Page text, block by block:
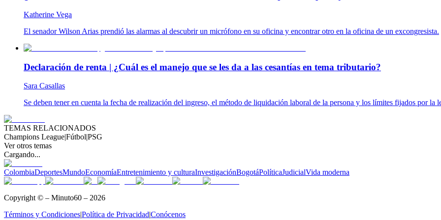
Katherine Vega
El senador Wilson Arias prendió las alarmas al descubrir un micrófono en su oficina y encontrar otro en la oficina de un excongresista.
Declaración de renta | ¿Cuál es el manejo que se les da a las cesantías en tema tributario?
Sara Casallas
Se deben tener en cuenta la fecha de realización del ingreso, el método de liquidación laboral de la persona y los límites fijados por la
TEMAS RELACIONADOS
Champions League|Fútbol|PSG
Ver otros temas
Cargando...
ColombiaDeportesMundoEconomíaEntretenimiento y culturaInvestigaciónBogotáPolíticaJudicialVida moderna
Copyright © – Minuto60 – 2026
Términos y Condiciones|Política de Privacidad|Conócenos